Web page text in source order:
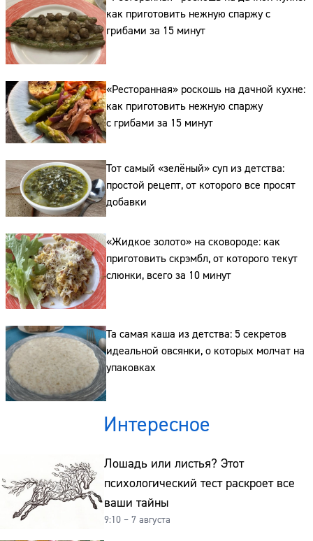
как приготовить нежную спаржу с
грибами за 15 минут
«Ресторанная» роскошь на дачной кухне:
как приготовить нежную спаржу
с грибами за 15 минут
Тот самый «зелёный» суп из детства:
простой рецепт, от которого все просят
добавки
«Жидкое золото» на сковороде: как
приготовить скрэмбл, от которого текут
слюнки, всего за 10 минут
Та самая каша из детства: 5 секретов
идеальной овсянки, о которых молчат на
упаковках
Интересное
Лошадь или листья? Этот
психологический тест раскроет все
ваши тайны
9:10 – 7 августа
Сайт:
Телефон: